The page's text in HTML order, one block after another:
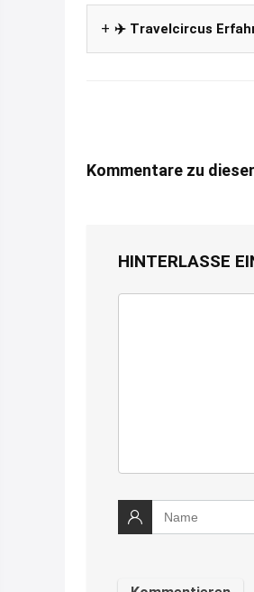
✈️ Travelcircus
Kommentare zu
HINTERLASSE